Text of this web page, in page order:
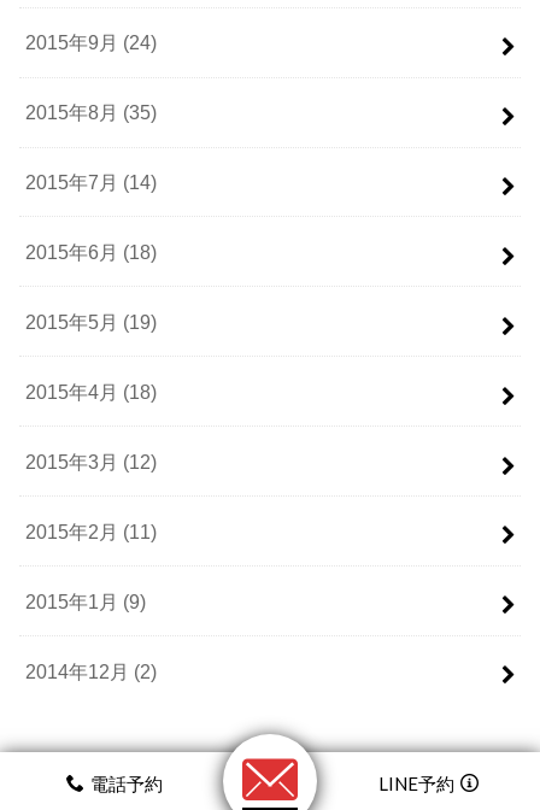
電話予約 LINE予約
2015年9月 (24)
2015年8月 (35)
2015年7月 (14)
2015年6月 (18)
2015年5月 (19)
2015年4月 (18)
2015年3月 (12)
2015年2月 (11)
2015年1月 (9)
2014年12月 (2)